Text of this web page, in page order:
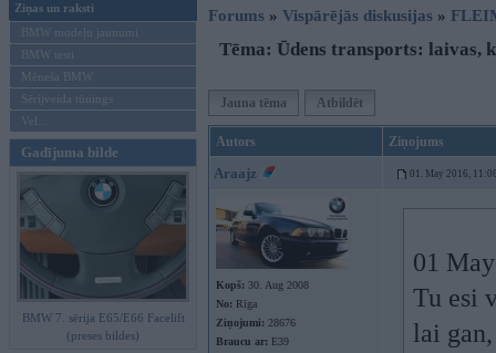
Ziņas un raksti
BMW modeļu jaunumi
BMW testi
Mēneša BMW
Sērijveida tūnings
Vel...
Gadījuma bilde
BMW 7. sērija E65/E66 Facelift
(preses bildes)
Forums » Vispārējās diskusijas »
Tēma: Ūdens transports: laivas,
Jauna tēma Atbildēt
Autors Ziņojums
Araajz 01. May 2016,
Kopš: 30. Aug 2008
No: Rīga
Ziņojumi: 28676
Braucu ar: E39
01
Tu esi
lai